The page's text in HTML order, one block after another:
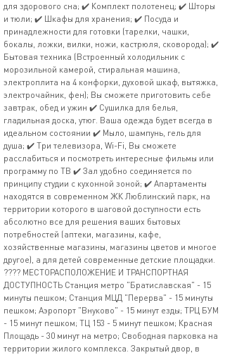
для здорового сна; ✔️ Комплект полотенец; ✔️ Шторы
и тюли; ✔️ Шкафы для хранения; ✔️ Посуда и
принадлежности для готовки (тарелки, чашки,
бокалы, ложки, вилки, ножи, кастрюля, сковорода); ✔️
Бытовая техника (Встроенный холодильник с
морозильной камерой, стиральная машина,
электроплита на 4 конфорки, духовой шкаф, вытяжка,
электрочайник, фен); Вы сможете приготовить себе
завтрак, обед и ужин ✔️ Сушилка для белья,
гладильная доска, утюг. Ваша одежда будет всегда в
идеальном состоянии ✔️ Мыло, шампунь, гель для
душа; ✔️ Три телевизора, Wi-Fi, Вы сможете
расслабиться и посмотреть интересные фильмы или
программу по ТВ ✔️ Зал удобно соединяется по
принципу студии с кухонной зоной; ✔️ Апартаменты
находятся в современном ЖК Люблинский парк, на
территории которого в шаговой доступности есть
абсолютно все для решения ваших бытовых
потребностей (аптеки, магазины, кафе,
хозяйственные магазины, магазины цветов и многое
другое), а для детей современные детские площадки.
???? МЕСТОРАСПОЛОЖЕНИЕ И ТРАНСПОРТНАЯ
ДОСТУПНОСТЬ Станция метро "Братиславская" - 15
минуты пешком; Станция МЦД "Перерва" - 15 минуты
пешком; Аэропорт "Внуково" - 15 минут езды; ТРЦ БУМ
- 15 минут пешком; ТЦ 153 - 5 минут пешком; Красная
Площадь - 30 минут на метро; Свободная парковка на
территории жилого комплекса. Закрытый двор, в